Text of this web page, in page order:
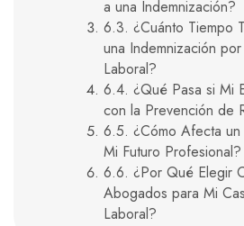
a una Indemnización?
6.3. ¿Cuánto Tiempo
una Indemnización
Laboral?
6.4. ¿Qué Pasa si Mi
con la Prevención de
6.5. ¿Cómo Afecta
Mi Futuro Profesional?
6.6. ¿Por Qué Elegir
Abogados para Mi
Laboral?